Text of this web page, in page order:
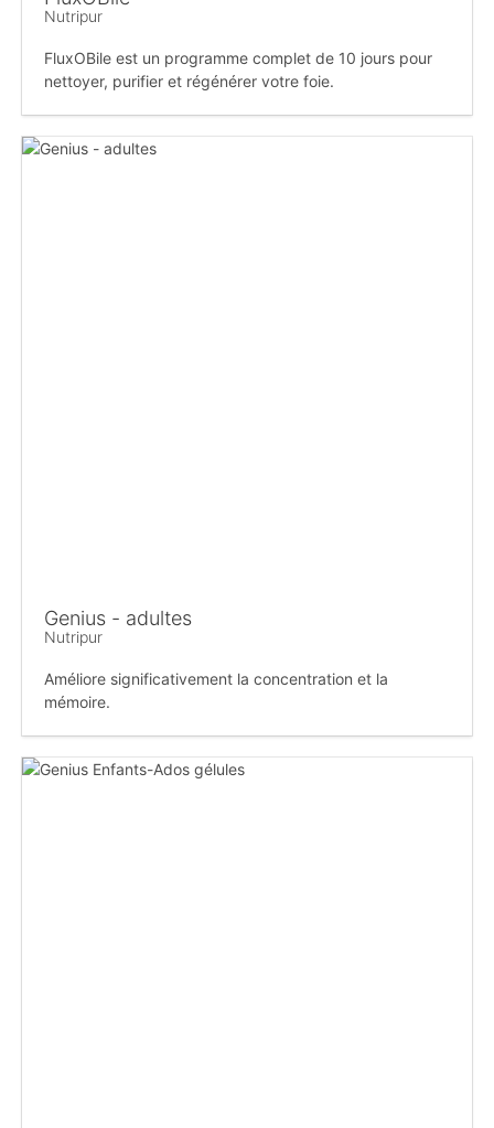
Nutripur
FluxOBile est un programme complet de 10 jours pour
nettoyer, purifier et régénérer votre foie.
Genius - adultes
Nutripur
Améliore significativement la concentration et la
mémoire.